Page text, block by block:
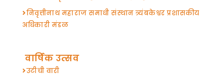
निवृत्तीनाथ महाराज समाधी संस्थान त्र्यंबकेश्वर प्रशासकीय
अधिकारी मंडळ
वार्षिक उत्सव
उटीची वारी